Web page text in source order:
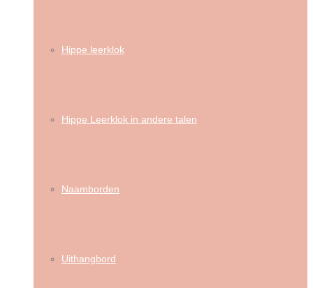
Hippe leerklok
Hippe Leerklok in andere talen
Naamborden
Uithangbord